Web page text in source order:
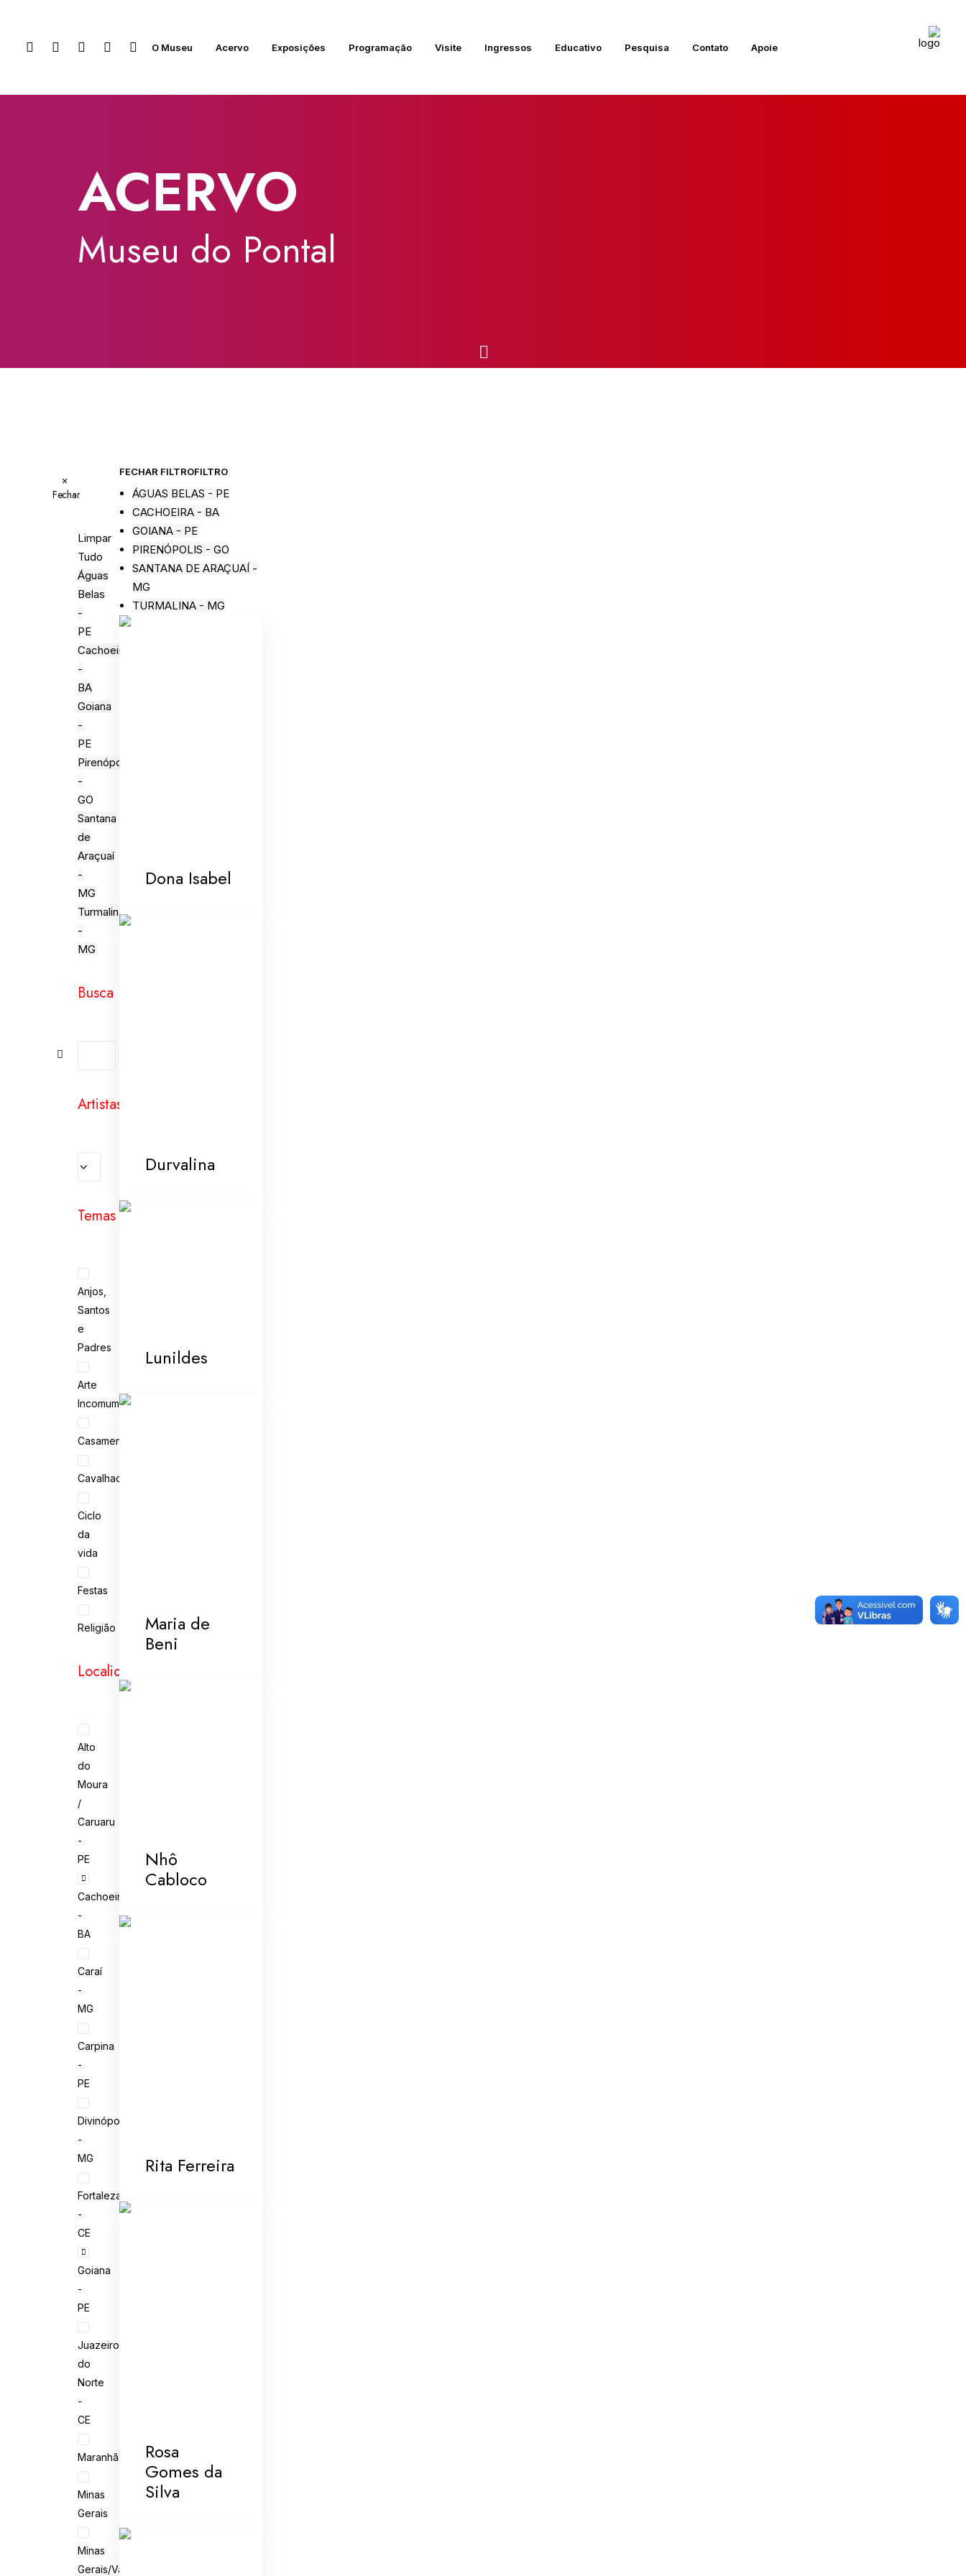
O Museu Acervo Exposições Programação Visite Ingressos Educativo Pesquisa Contato Apoie
ACERVO
Museu do Pontal
×
Fechar
Limpar
Tudo
Águas
Belas
-
PE
Cachoeira
-
BA
Goiana
-
PE
Pirenópolis
-
GO
Santana
de
Araçuaí
-
MG
Turmalina
-
MG
Busca
Artistas
Temas
Anjos,
Santos
e
Padres
Arte
Incomum
Casamento
Cavalhada
Ciclo
da
vida
Festas
Religião
Localidades
Alto
do
Moura
/
Caruaru
-
PE
Cachoeira
-
BA
Caraí
-
MG
Carpina
-
PE
Divinópolis
-
MG
Fortaleza
-
CE
Goiana
-
PE
Juazeiro
do
Norte
-
CE
Maranhão
Minas
Gerais
Minas
Gerais/Vale
FECHAR FILTROFILTRO
ÁGUAS BELAS - PE
CACHOEIRA - BA
GOIANA - PE
PIRENÓPOLIS - GO
SANTANA DE ARAÇUAÍ -
MG
TURMALINA - MG
Dona Isabel
Durvalina
Lunildes
Maria de
Beni
Nhô
Cabloco
Rita Ferreira
Rosa
Gomes da
Silva